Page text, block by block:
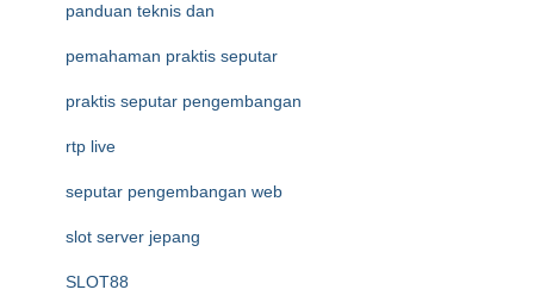
panduan teknis dan
pemahaman praktis seputar
praktis seputar pengembangan
rtp live
seputar pengembangan web
slot server jepang
SLOT88